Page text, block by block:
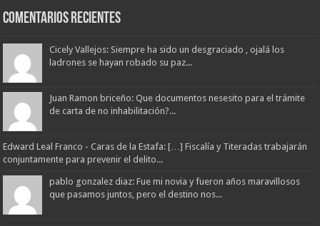
Comentarios Recientes
Cicely Vallejos: Siempre ha sido un desgraciado , ojalá los
ladrones se hayan robado su paz...
Juan Ramon briceño: Que documentos nesesito para el trámite
de carta de no inhabilitación?...
Edward Leal Franco - Caras de la Estafa: […] Fiscalía y Titeradas trabajarán
conjuntamente para prevenir el delito...
pablo gonzalez diaz: Fue mi novia y fueron años maravillosos
que pasamos juntos, pero el destino nos...